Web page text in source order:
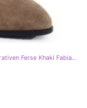
Wildlederschuhe für Frauen auf einer dekorativen Ferse Khaki Fabiani 9210 grün